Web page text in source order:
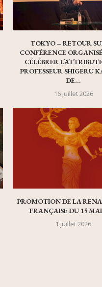
TOKYO – RETOUR
CONFÉRENCE
CÉLÉBRER
PROFESSEUR SHIGERU
DE...
16 juillet 2026
PROMOTION DE LA
FRANÇAISE DU 15
1 juillet 2026